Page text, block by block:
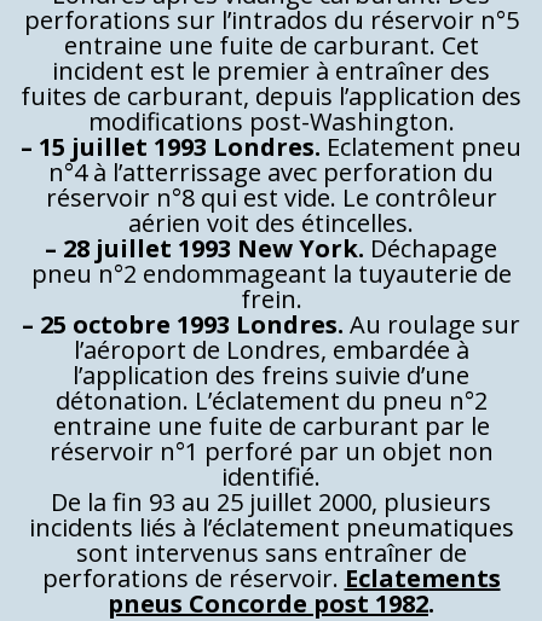
perforations sur l’intrados du réservoir n°5
entraine une fuite de carburant. Cet
incident est le premier à entraîner des
fuites de carburant, depuis l’application des
modifications post-Washington.
– 15 juillet 1993 Londres. Eclatement pneu
n°4 à l’atterrissage avec perforation du
réservoir n°8 qui est vide. Le contrôleur
aérien voit des étincelles.
– 28 juillet 1993 New York. Déchapage
pneu n°2 endommageant la tuyauterie de
frein.
– 25 octobre 1993 Londres. Au roulage sur
l’aéroport de Londres, embardée à
l’application des freins suivie d’une
détonation. L’éclatement du pneu n°2
entraine une fuite de carburant par le
réservoir n°1 perforé par un objet non
identifié.
De la fin 93 au 25 juillet 2000, plusieurs
incidents liés à l’éclatement pneumatiques
sont intervenus sans entraîner de
perforations de réservoir. Eclatements
pneus Concorde post 1982.